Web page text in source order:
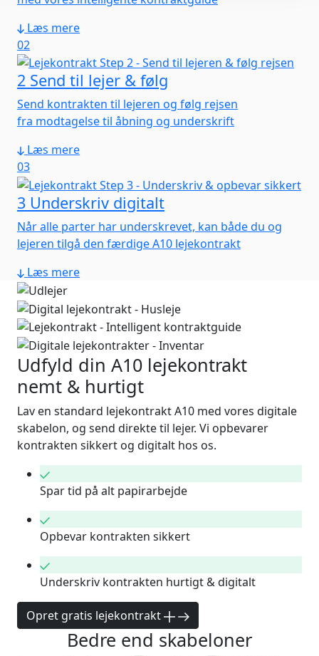
Læs mere
02
2 Send til lejer & følg
Send kontrakten til lejeren og følg rejsen
fra modtagelse til åbning og underskrift
Læs mere
03
3 Underskriv digitalt
Når alle parter har underskrevet, kan både du og
lejeren tilgå den færdige A10 lejekontrakt
Læs mere
Udfyld din A10 lejekontrakt
nemt & hurtigt
Lav en standard lejekontrakt A10 med vores digitale
skabelon, og send direkte til lejer. Vi opbevarer
kontrakten sikkert og digitalt hos os.
Spar tid på alt papirarbejde
Opbevar kontrakten sikkert
Underskriv kontrakten hurtigt & digitalt
Opret gratis lejekontrakt
Bedre end skabeloner